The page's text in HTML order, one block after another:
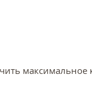
максимальное